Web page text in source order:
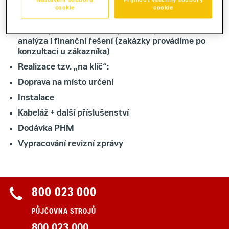
Zajistíme pro vás tyto další služby
Návrh optimální struktury zařízení, zátěžová
analýza i finanční řešení (zakázky provádíme po
konzultaci u zákazníka)
Realizace tzv. „na klíč“:
Doprava na místo určení
Instalace
Kabeláž + další příslušenství
Dodávka PHM
Vypracování revizní zprávy
800 023 000
PŮJČOVNA STROJŮ
cookie
cookie